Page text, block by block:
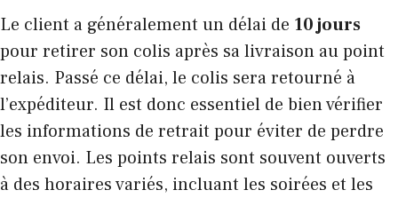
Le client a généralement un délai de 10 jours
pour retirer son colis après sa livraison au point
relais. Passé ce délai, le colis sera retourné à
l’expéditeur. Il est donc essentiel de bien vérifier
les informations de retrait pour éviter de perdre
son envoi. Les points relais sont souvent ouverts
à des horaires variés, incluant les soirées et les